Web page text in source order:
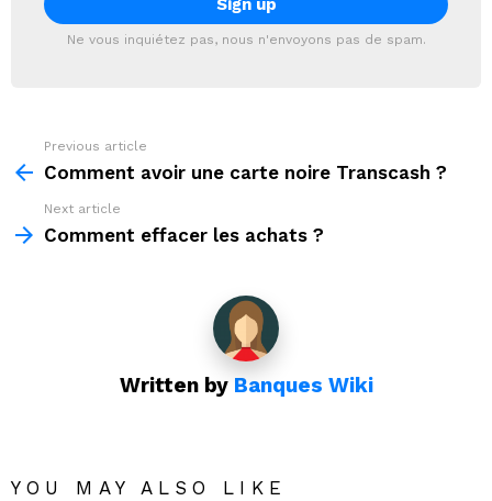
Ne vous inquiétez pas, nous n'envoyons pas de spam.
more
Previous article
Comment avoir une carte noire Transcash ?
Next article
Comment effacer les achats ?
Written by Banques Wiki
YOU MAY ALSO LIKE